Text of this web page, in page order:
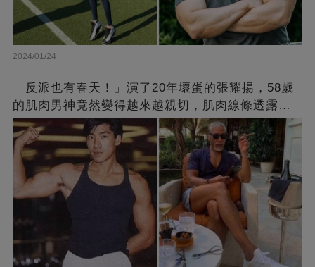
2024/01/24
「反派也有春天！」演了20年壞蛋的張耀揚，58歲
的肌肉男神竟然變得越來越親切，肌肉線條透露了
他的秘密！